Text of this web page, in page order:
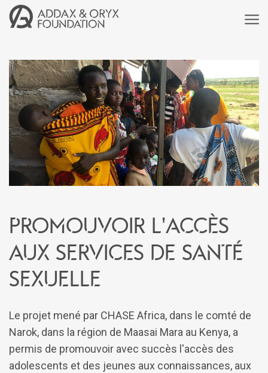
Promouvoir l'accès
aux services de santé
sexuelle
Le projet mené par CHASE Africa, dans le comté de
Narok, dans la région de Maasai Mara au Kenya, a
permis de promouvoir avec succès l'accès des
adolescents et des jeunes aux connaissances, aux